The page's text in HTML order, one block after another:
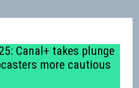
Canal+ takes plunge
more cautious